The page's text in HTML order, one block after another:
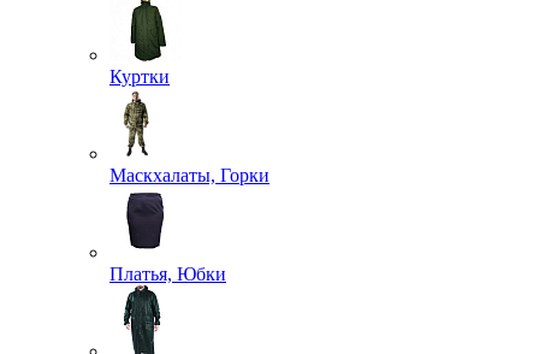
Куртки
Маскхалаты, Горки
Платья, Юбки